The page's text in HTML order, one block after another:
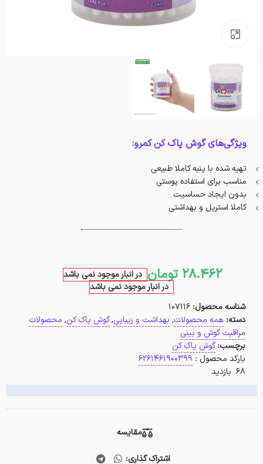
ویژگی‌های گوش پاک کن کمرو:
تهیه شده با پنبه کاملا طبیعی
مناسب برای استفاده پوستی
بدون ایجاد حساسیت
کاملا استریل و بهداشتی
28.462 تومان در انبار موجود نمی باشد
در انبار موجود نمی باشد
شناسه محصول: 107116
دسته: همه محصولات, بهداشت و زیبایی,گوش پاک کن, محصولات
مراقبت گوش و بینی
برچسب:گوش پاک کن
بارکد محصول : 6261461900399
68 بازدید
مقایسه
اشتراک گذاری: